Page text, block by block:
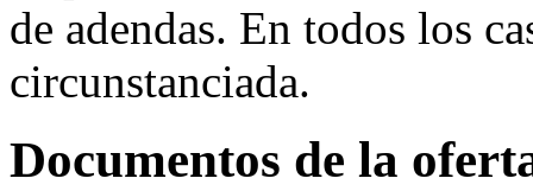
de adendas. En todos los
circunstanciada.
Documentos de la